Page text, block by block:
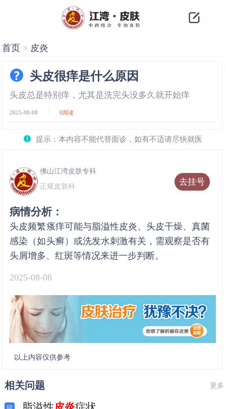
首页 > 皮炎
头皮很痒是什么原因
头皮总是特别痒，尤其是洗完头没多久就开始痒
2025-08-08 0阅读
提示：本内容不能代替面诊，如有不适请尽快就医
去挂号
佛山江湾皮肤专科
正规皮肤科
病情分析：
头皮频繁瘙痒可能与脂溢性皮炎、头皮干燥、真菌
感染（如头癣）或洗发水刺激有关，需观察是否有
头屑增多、红斑等情况来进一步判断。
2025-08-08
以上内容仅供参考
相关问题 更多